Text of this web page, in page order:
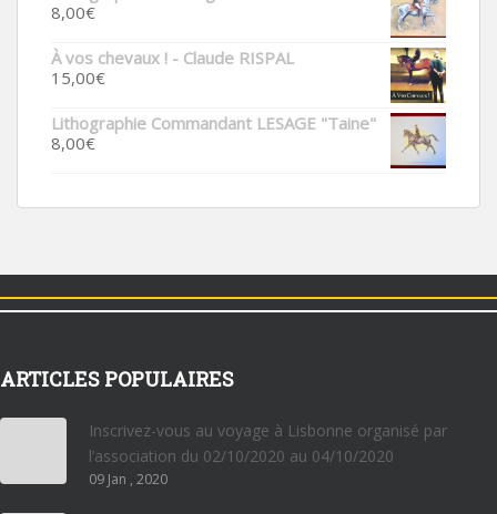
8,00€
À vos chevaux ! - Claude RISPAL
15,00€
Lithographie Commandant LESAGE "Taine"
8,00€
ARTICLES POPULAIRES
Inscrivez-vous au voyage à Lisbonne organisé par
l’association du 02/10/2020 au 04/10/2020
09 Jan , 2020